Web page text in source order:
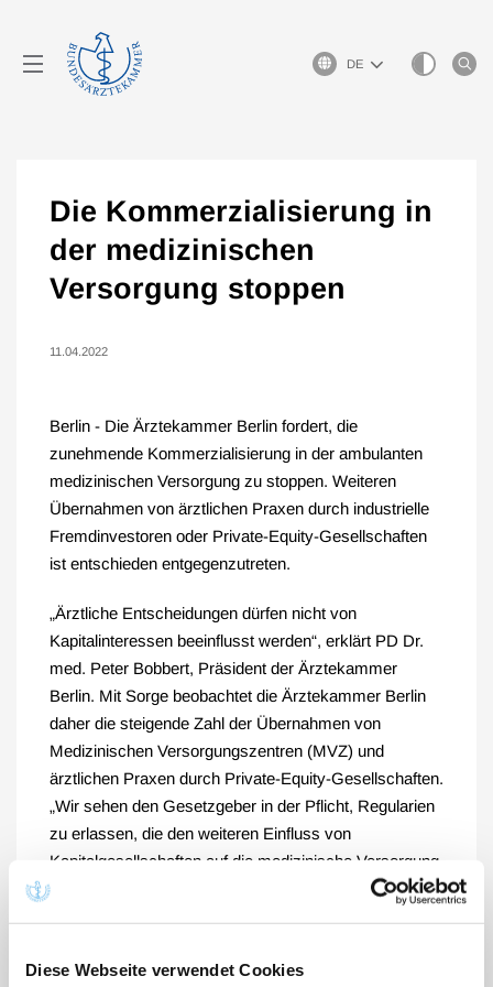
Diese Webseite verwendet Cookies
Sprachauswahl
Die Kommerzialisierung in
der medizinischen
Versorgung stoppen
11.04.2022
Berlin - Die Ärztekammer Berlin fordert, die
zunehmende Kommerzialisierung in der ambulanten
medizinischen Versorgung zu stoppen. Weiteren
Übernahmen von ärztlichen Praxen durch industrielle
Fremdinvestoren oder Private-Equity-Gesellschaften
ist entschieden entgegenzutreten.
„Ärztliche Entscheidungen dürfen nicht von
Kapitalinteressen beeinflusst werden“, erklärt PD Dr.
med. Peter Bobbert, Präsident der Ärztekammer
Berlin. Mit Sorge beobachtet die Ärztekammer Berlin
daher die steigende Zahl der Übernahmen von
Medizinischen Versorgungszentren (MVZ) und
ärztlichen Praxen durch Private-Equity-Gesellschaften.
„Wir sehen den Gesetzgeber in der Pflicht, Regularien
zu erlassen, die den weiteren Einfluss von
Kapitalgesellschaften auf die medizinische Versorgung
stoppen“, so Bobbert.
Gesundheitswesen sein. Zudem müssen Ärztinnen